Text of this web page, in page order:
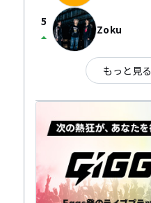
5
arrow_drop_up Zoku
もっと見る